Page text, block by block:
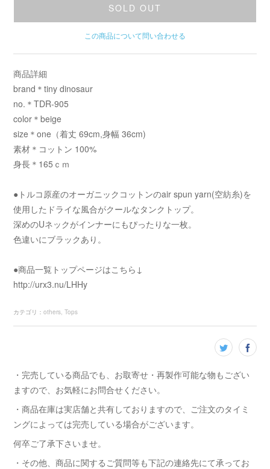
SOLD OUT
この商品について問い合わせる
商品詳細
brand＊tiny dinosaur
no.＊TDR-905
color＊beige
size＊one（着丈 69cm,身幅 36cm)
素材＊コットン 100%
身長＊165ｃｍ
●トルコ原産のオーガニックコットンのair spun yarn(空紡糸)を
使用したドライな風合がクールなタンクトップ。
深めのUネックがインナーにもぴったりな一枚。
色違いにブラックあり。
●商品一覧トップページはこちら↓
http://urx3.nu/LHHy
カテゴリ ：others Tops
・完売している商品でも、お取寄せ・再製作可能な物もござい
ますので、お気軽にお問合せください。
・商品在庫は実店舗と共有しておりますので、ご注文のタイミ
ングによっては完売している場合がございます。
何卒ご了承下さいませ。
・その他、商品に関するご質問等も下記の連絡先にて承ってお